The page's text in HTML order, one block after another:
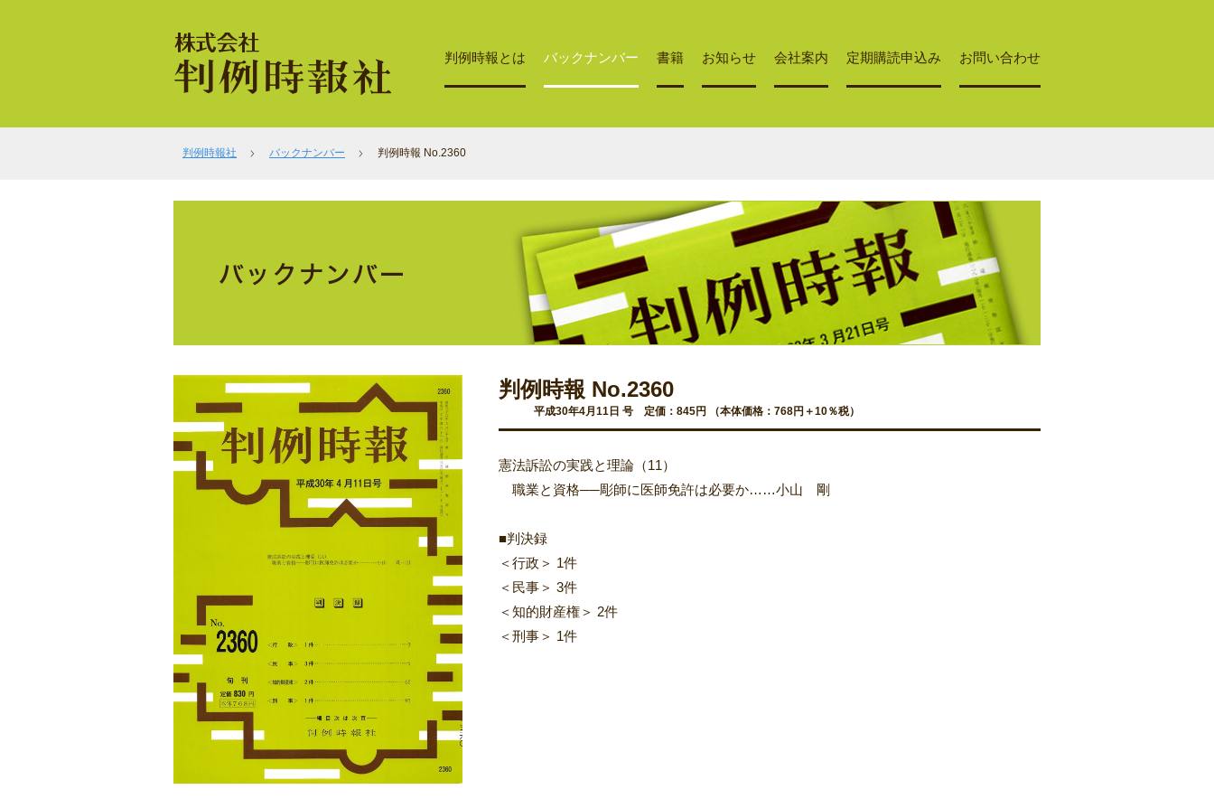
判例時報とは バックナンバー 書籍 お知らせ 会社案内 定期購読申込み お問い合わせ
判例時報社 バックナンバー 判例時報 No.2360
判例時報 No.2360
平成30年4月11日 号 定価：845円 （本体価格：768円＋10％税）
憲法訴訟の実践と理論（11）
職業と資格──彫師に医師免許は必要か……小山 剛
■判決録
＜行政＞ 1件
＜民事＞ 3件
＜知的財産権＞ 2件
＜刑事＞ 1件